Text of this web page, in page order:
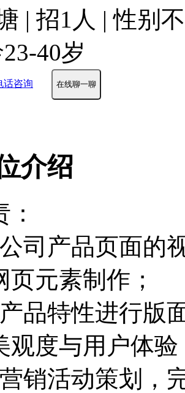
| 招1人 | 性别
40岁
话咨询 在线聊一聊
介绍
：
司产品页面的
页元素制作；
品特性进行版
观度与用户体
销活动策划，